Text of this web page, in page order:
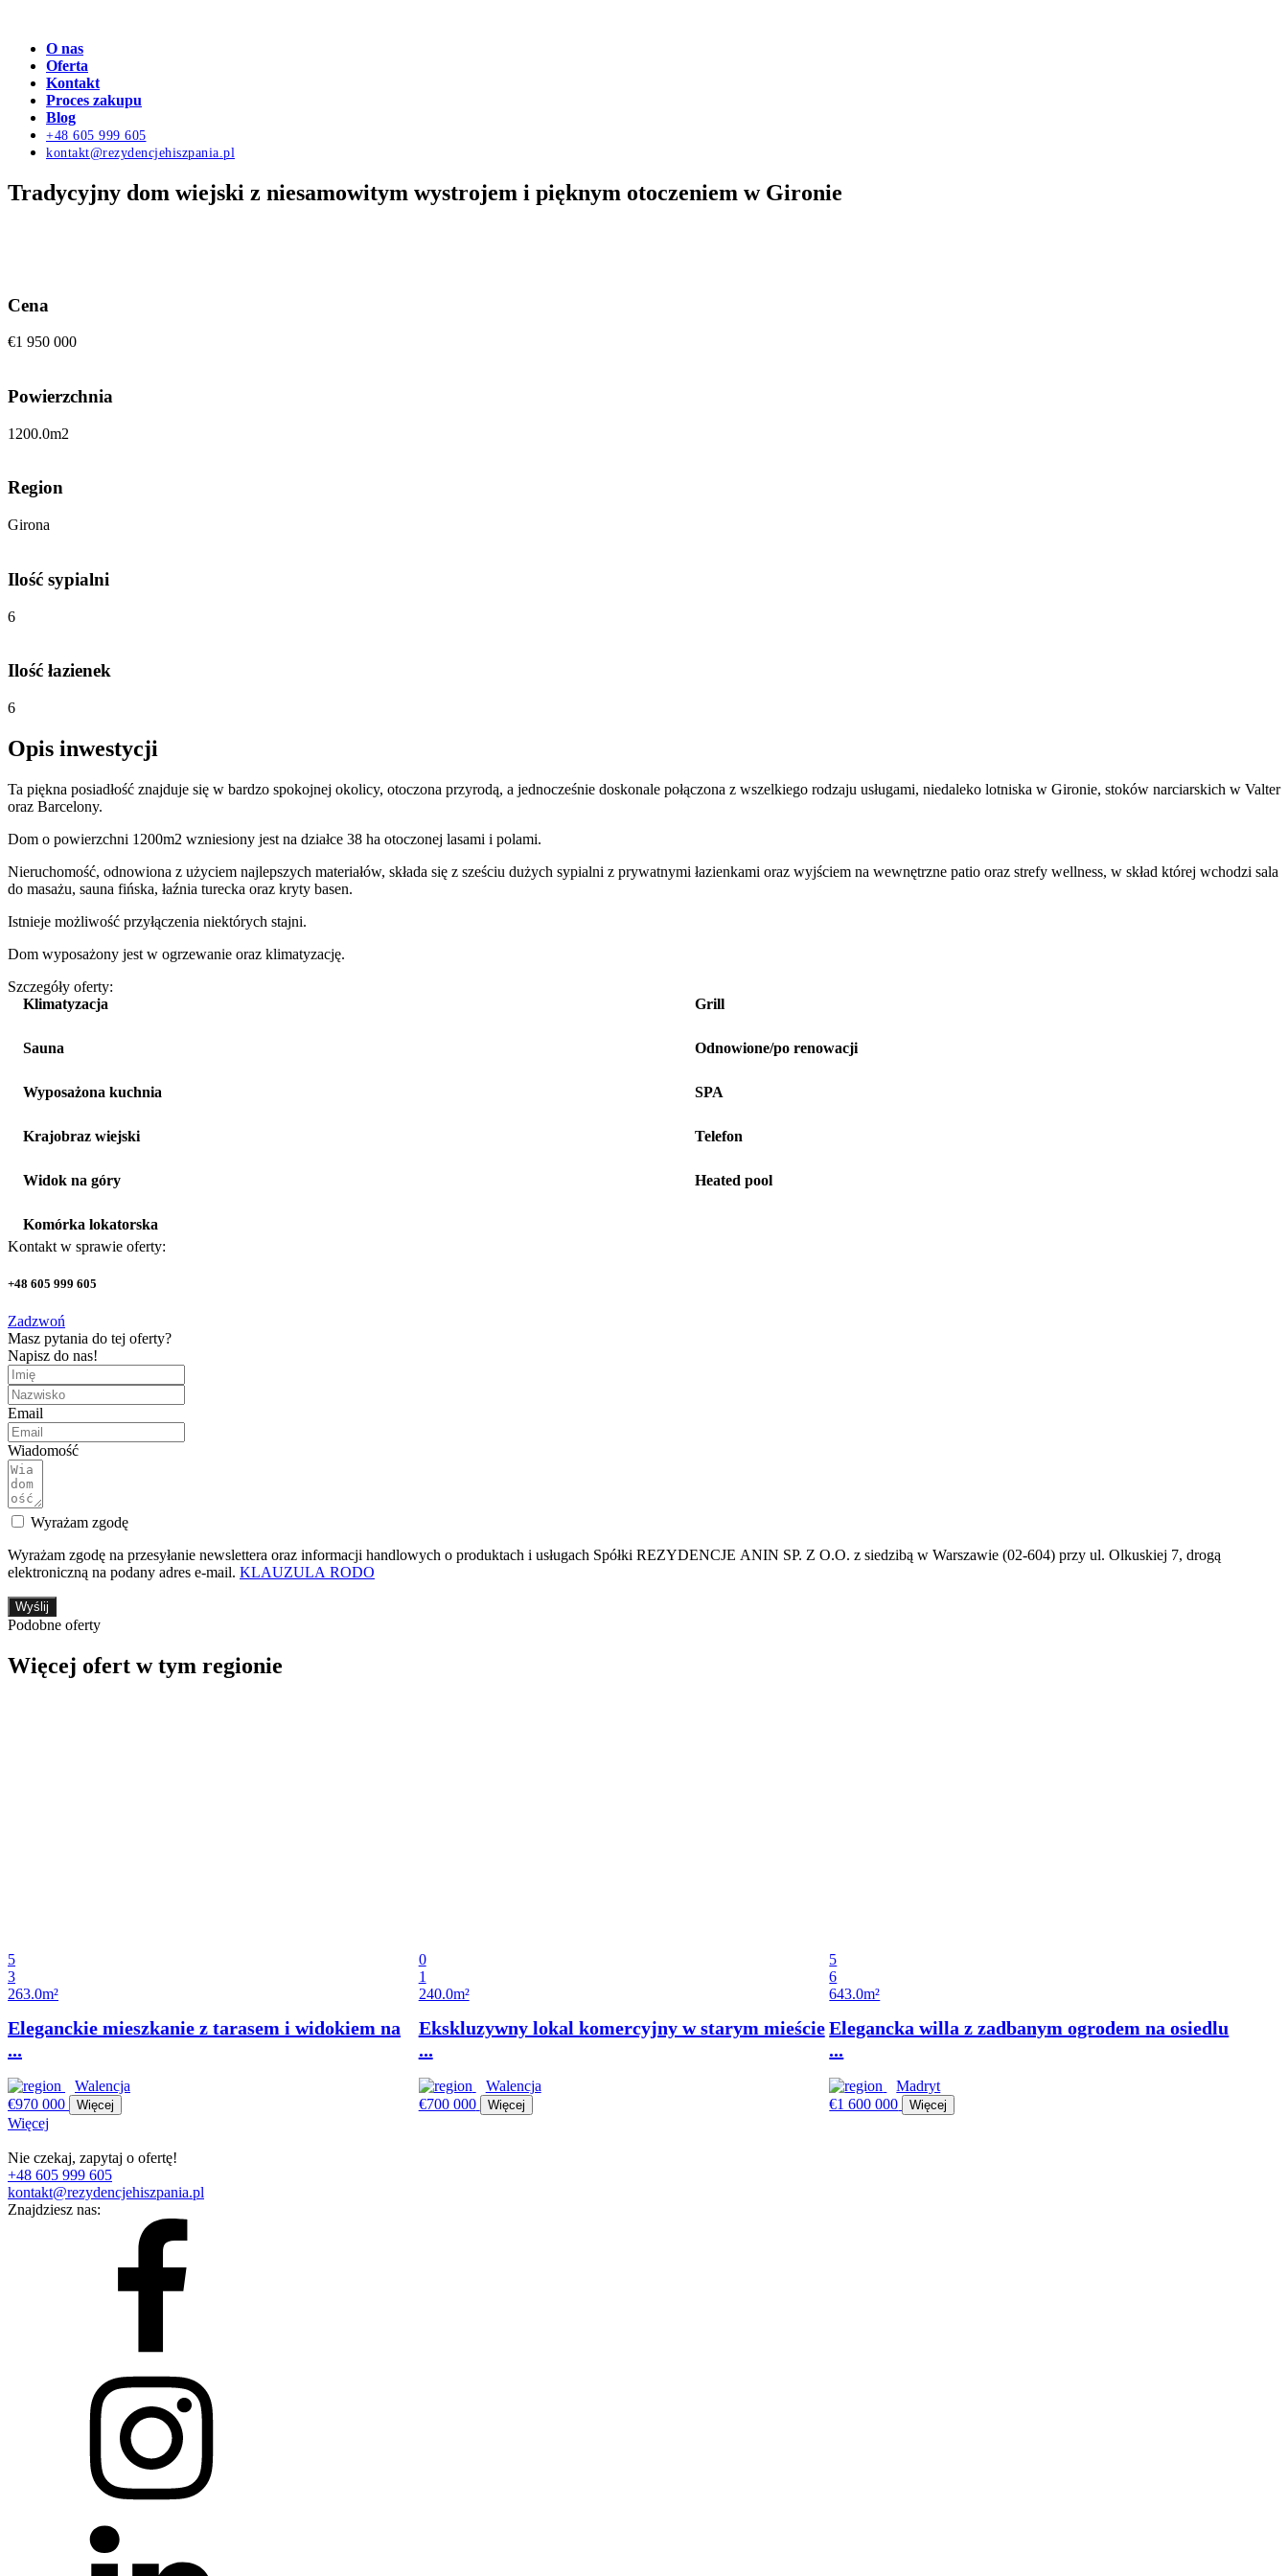
O nas
Oferta
Kontakt
Proces zakupu
Blog
+48 605 999 605
kontakt@rezydencjehiszpania.pl
Tradycyjny dom wiejski z niesamowitym wystrojem i pięknym otoczeniem w Gironie
Cena
€1 950 000
Powierzchnia
1200.0m2
Region
Girona
Ilość sypialni
6
Ilość łazienek
6
Opis inwestycji
Ta piękna posiadłość znajduje się w bardzo spokojnej okolicy, otoczona przyrodą, a jednocześnie doskonale połączona z wszelkiego rodzaju usługami, niedaleko lotniska w Gironie, stoków narciarskich w Valter
oraz Barcelony.
Dom o powierzchni 1200m2 wzniesiony jest na działce 38 ha otoczonej lasami i polami.
Nieruchomość, odnowiona z użyciem najlepszych materiałów, składa się z sześciu dużych sypialni z prywatnymi łazienkami oraz wyjściem na wewnętrzne patio oraz strefy wellness, w skład której wchodzi sala
do masażu, sauna fińska, łaźnia turecka oraz kryty basen.
Istnieje możliwość przyłączenia niektórych stajni.
Dom wyposażony jest w ogrzewanie oraz klimatyzację.
Szczegóły oferty:
Klimatyzacja
Sauna
Wyposażona kuchnia
Krajobraz wiejski
Widok na góry
Komórka lokatorska
Grill
Odnowione/po renowacji
SPA
Telefon
Heated pool
Kontakt w sprawie oferty:
+48 605 999 605
Zadzwoń
Masz pytania do tej oferty?
Napisz do nas!
Email
Wiadomość
Wyrażam zgodę
Wyrażam zgodę na przesyłanie newslettera oraz informacji handlowych o produktach i usługach Spółki REZYDENCJE ANIN SP. Z O.O. z siedzibą w Warszawie (02-604) przy ul. Olkuskiej 7, drogą
elektroniczną na podany adres e-mail. KLAUZULA RODO
Wyślij
Podobne oferty
Więcej ofert w tym regionie
5
3
263.0m²
Eleganckie mieszkanie z tarasem i widokiem na
...
Walencja
€970 000
Więcej
0
1
240.0m²
Ekskluzywny lokal komercyjny w starym mieście
...
Walencja
€700 000
Więcej
5
6
643.0m²
Elegancka willa z zadbanym ogrodem na osiedlu
...
Madryt
€1 600 000
Więcej
Więcej
Nie czekaj, zapytaj o ofertę!
+48 605 999 605
kontakt@rezydencjehiszpania.pl
Znajdziesz nas: